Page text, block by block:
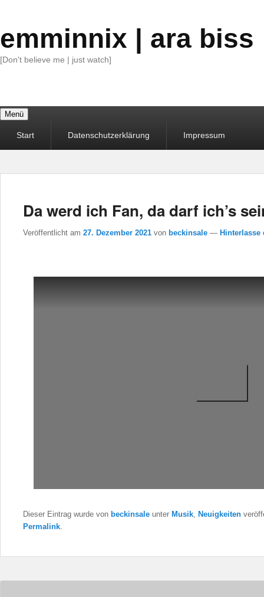
emminnix | ara biss
[Don't believe me | just watch]
Menü
MenüStart Datenschutzerklärung Impressum
Da werd ich Fan, da darf ich’s
Veröffentlicht am 27. Dezember 2021 von beckinsale — Hinterlasse
Dieser Eintrag wurde von beckinsale unter Musik Neuigkeiten
Permalink